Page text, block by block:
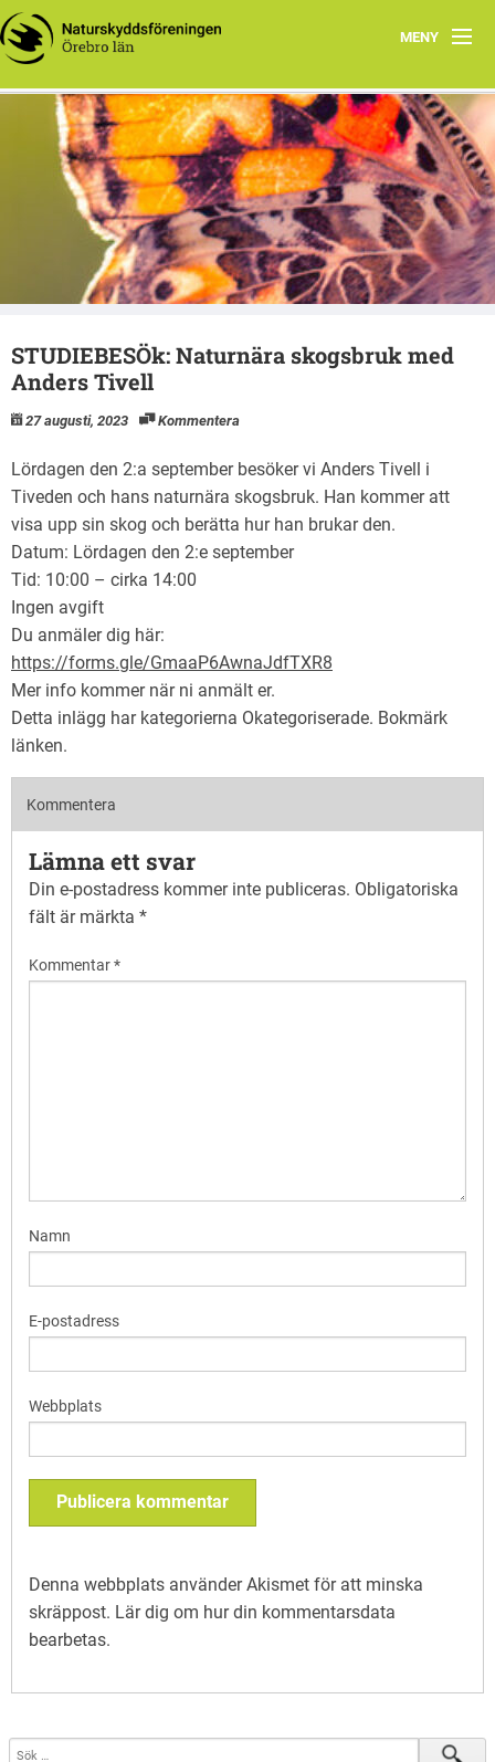
MENY
Hem
Aktuellt
Länsförbundet
Kretsar
Grupper och nätverk
Projekt
Naturskyddsföreningen i Örebro län
Vi gör naturens röst hörd, och bevakar och stödjer arbete
med miljö- och naturfrågor i Örebro län
STUDIEBESÖk: Naturnära skogsbruk med
Anders Tivell
27 augusti, 2023 Kommentera
Lördagen den 2:a september besöker vi Anders Tivell i
Tiveden och hans naturnära skogsbruk. Han kommer att
visa upp sin skog och berätta hur han brukar den.
Datum: Lördagen den 2:e september
Tid: 10:00 – cirka 14:00
Ingen avgift
Du anmäler dig här:
https://forms.gle/GmaaP6AwnaJdfTXR8
Mer info kommer när ni anmält er.
Detta inlägg har kategorierna Okategoriserade. Bokmärk
länken.
Kommentera
Lämna ett svar
Din e-postadress kommer inte publiceras. Obligatoriska
fält är märkta *
Kommentar*
Namn
E-postadress
Webbplats
Denna webbplats använder Akismet för att minska
skräppost. Lär dig om hur din kommentarsdata
bearbetas.